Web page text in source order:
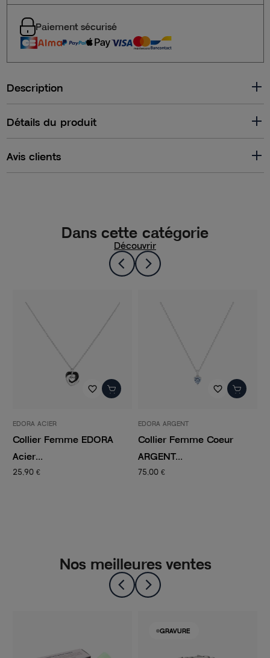
Paiement sécurisé
Description
Détails du produit
Avis clients
Dans cette catégorie
Découvrir
favorite_border
EDORA ACIER
Collier Femme EDORA
Acier...
25,90 €
favorite_border
EDORA ARGENT
Collier Femme Coeur
ARGENT...
75,00 €
Nos meilleures ventes
GRAVURE